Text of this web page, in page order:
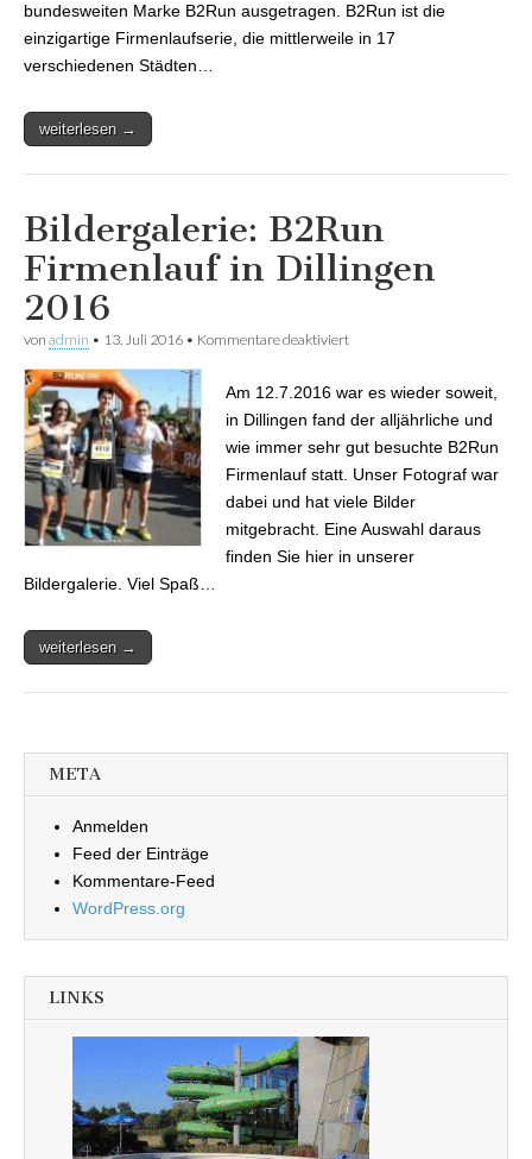
bundesweiten Marke B2Run ausgetragen. B2Run ist die
einzigartige Firmenlaufserie, die mittlerweile in 17
verschiedenen Städten…
weiterlesen →
Bildergalerie: B2Run
Firmenlauf in Dillingen
2016
von admin • 13. Juli 2016 • Kommentare deaktiviert
Am 12.7.2016 war es wieder soweit,
in Dillingen fand der alljährliche und
wie immer sehr gut besuchte B2Run
Firmenlauf statt. Unser Fotograf war
dabei und hat viele Bilder
mitgebracht. Eine Auswahl daraus
finden Sie hier in unserer
Bildergalerie. Viel Spaß…
weiterlesen →
META
Anmelden
Feed der Einträge
Kommentare-Feed
WordPress.org
LINKS